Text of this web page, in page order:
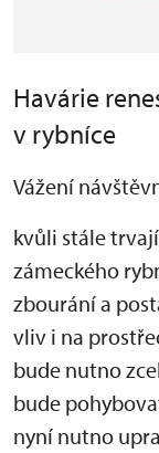
Havárie
v rybníce
Vážení
kvůli stále
zámeckého
zbourání a
vliv i na
bude nutno
bude
nyní nutno